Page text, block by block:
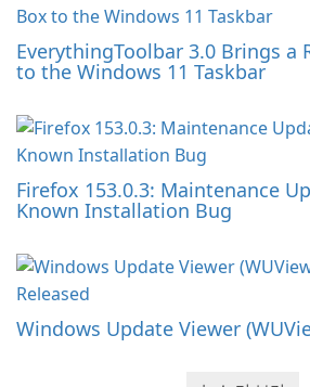
EverythingToolbar 3.0 Brings a
to the Windows 11 Taskbar
Firefox 153.0.3: Maintenance
Known Installation Bug
Windows Update Viewer